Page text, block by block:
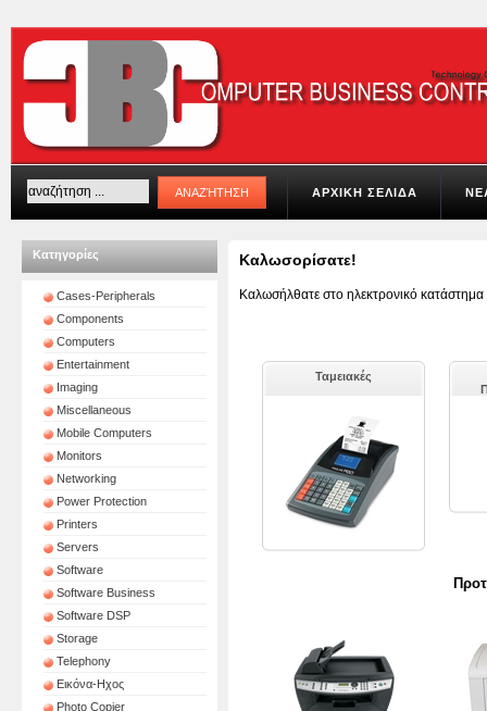
ΑΡΧΙΚΗ ΣΕΛΙΔΑ
Κατηγορίες
Cases-Peripherals
Components
Computers
Entertainment
Imaging
Miscellaneous
Mobile Computers
Monitors
Networking
Power Protection
Printers
Servers
Software
Software Business
Software DSP
Storage
Telephony
Εικόνα-Ηχος
Photo Copier
Καλωσορίσατε!
Καλωσήλθατε στο ηλεκτρονικό κατάστημα
Ταμειακές